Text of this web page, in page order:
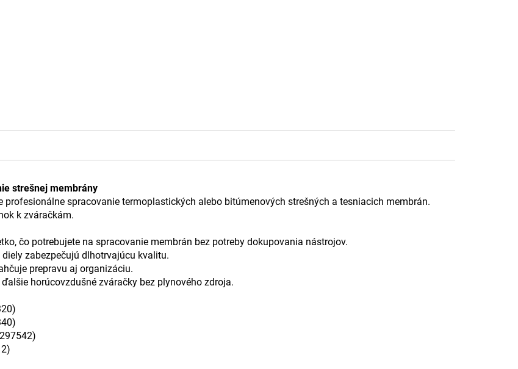
strešnej membrány
spracovanie termoplastických alebo bitúmenových strešných a tesniacich membrán.
k zváračkám.
čo potrebujete na spracovanie membrán bez potreby dokupovania nástrojov.
zabezpečujú dlhotrvajúcu kvalitu.
prepravu aj organizáciu.
horúcovzdušné zváračky bez plynového zdroja.